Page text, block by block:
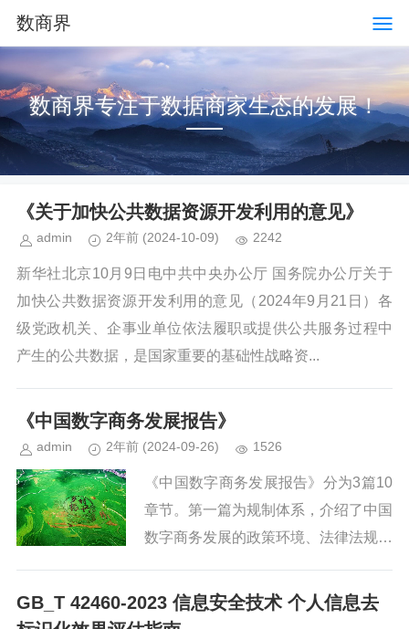
数商界
数商界专注于数据商家生态的发展！
《关于加快公共数据资源开发利用的意见》
admin 2年前 (2024-10-09) 2242
新华社北京10月9日电中共中央办公厅 国务院办公厅关于
加快公共数据资源开发利用的意见（2024年9月21日）各
级党政机关、企事业单位依法履职或提供公共服务过程中
产生的公共数据，是国家重要的基础性战略资...
《中国数字商务发展报告》
admin 2年前 (2024-09-26) 1526
《中国数字商务发展报告》分为3篇10
章节。第一篇为规制体系，介绍了中国
数字商务发展的政策环境、法律法规及
数商强基、数商扩消、数商兴贸、数商
兴产、数商开放5个方面，总结...
GB_T 42460-2023 信息安全技术 个人信息去